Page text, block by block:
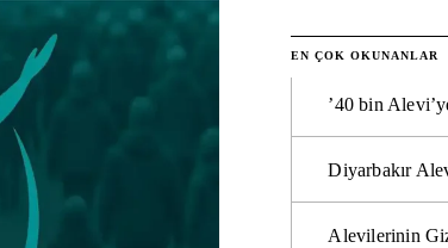
EN ÇOK OKUNANLAR
’40 bin
Diyarbakır
Alevilerinin